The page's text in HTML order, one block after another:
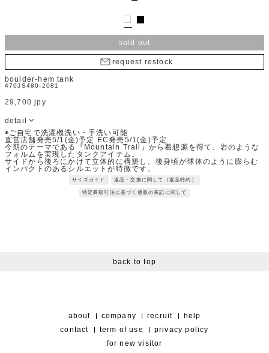
sold out
request restock
boulder-hem tank
470JS480-2081
29,700 jpy
detail
◉ご自宅で洗濯機洗い・手洗い可能
直営店舗発売5/1(金)予定 EC発売5/1(金)予定
今期のテーマである『Mountain Trail』から着想源を得て、岩のような
フォルムを実現したタンクアイテム。
サイドから後ろにかけて立体的に構築し、後身頃が球体のように膨らむ
インパクトのあるシルエットが特徴です。
汗をかきやすい身頃や背中部分にはカット素材を使用し、布帛素材と組
み合わせることでカジュアルになりすぎない印象に仕上げています。
構築的なデザインと快適さを両立した、存在感のある１着です。
Fabric：60/2天竺を26Ｇで編立した素材。
サイズガイド 返品・交換に関して（返品特約）
特定商取引法に基づく通販の表記に関して
back to top
about company recruit
help
contact
term of use
privacy policy
for new visitor